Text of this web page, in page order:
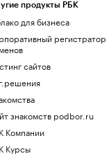
продукты РБК
для бизнеса
регистратор
сайтов
знакомств podbor.ru
Компании
Курсы